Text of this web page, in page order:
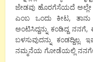
ಜೇಡವು ಹೊರಗೆಸೆಯದೆ ಅಲ್ಲೇ
ಎಂಬ ಒಂದು ಕೀಟ, ತಾನು
ಅಂಟಿಸಿದ್ದನ್ನು ಕಂಡಿದ್ದ ನನಗೆ,
ಬಳಸುವುದನ್ನು
ನಮ್ಮನೆಯ ಗೋಡೆಯಲ್ಲಿ ನನಗೇ